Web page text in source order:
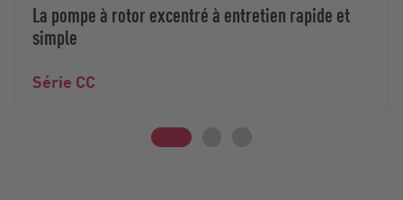
La pompe à rotor excentré à entretien rapide et
simple
Série CC